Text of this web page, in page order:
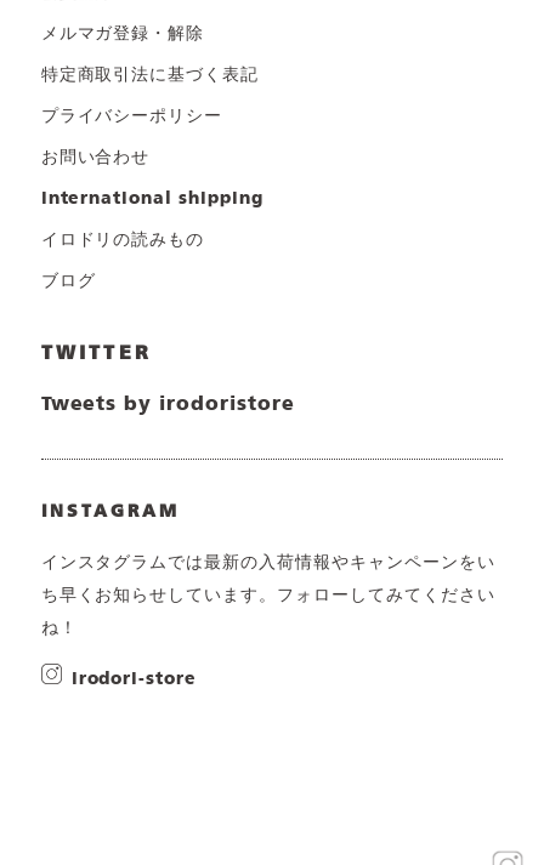
メルマガ登録・解除
特定商取引法に基づく表記
プライバシーポリシー
お問い合わせ
international shipping
イロドリの読みもの
ブログ
TWITTER
Tweets by irodoristore
INSTAGRAM
インスタグラムでは最新の入荷情報やキャンペーンをい
ち早くお知らせしています。フォローしてみてください
ね！
irodori-store